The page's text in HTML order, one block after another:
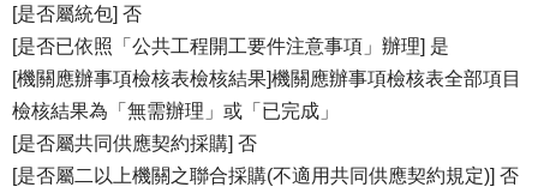
[是否屬統包] 否
[是否已依照「公共工程開工要件注意事項」辦理] 是
[機關應辦事項檢核表檢核結果]機關應辦事項檢核表全部項目
檢核結果為「無需辦理」或「已完成」
[是否屬共同供應契約採購] 否
[是否屬二以上機關之聯合採購(不適用共同供應契約規定)] 否